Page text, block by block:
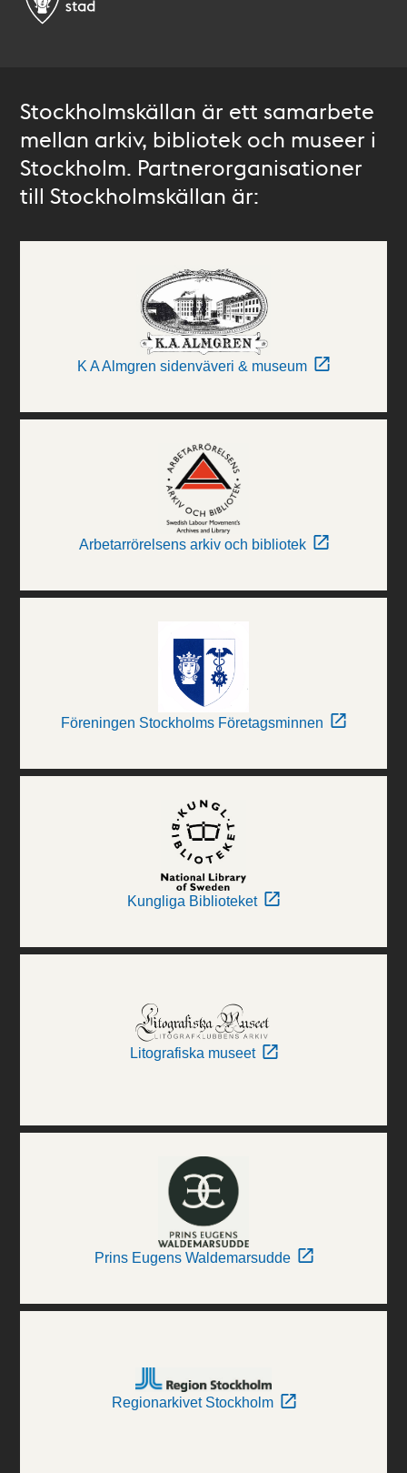
Stockholmskällan är ett samarbete
mellan arkiv, bibliotek och museer i
Stockholm. Partnerorganisationer
till Stockholmskällan är:
K A Almgren sidenväveri & museum
Arbetarrörelsens arkiv och bibliotek
Föreningen Stockholms Företagsminnen
Kungliga Biblioteket
Litografiska museet
Prins Eugens Waldemarsudde
Regionarkivet Stockholm